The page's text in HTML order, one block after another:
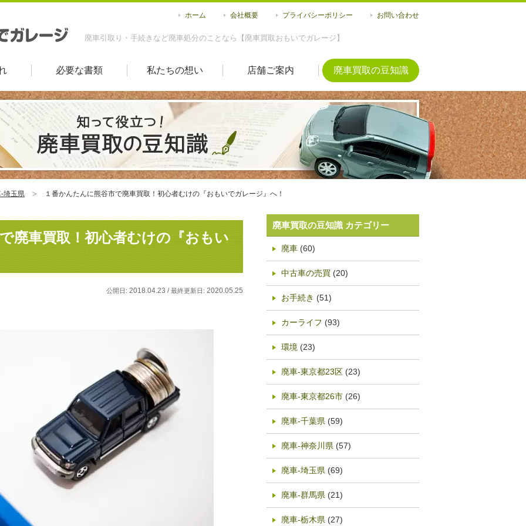
廃車引取り・手続きなど廃車処分のことなら【廃車買取おもいでガレージ】
ホーム 会社概要 プライバシーポリシー お問い合わせ
必要な書類 私たちの想い 店舗ご案内 廃車買取の豆知識
埼玉県 １番かんたんに熊谷市で廃車買取！初心者むけの『おもいでガレージ』へ！
廃車買取！初心者むけの『おもい
公開日: 2018.04.23 /最終更新日: 2020.05.25
廃車買取の豆知識 カテゴリー
廃車 (60)
中古車の売買 (20)
お手続き (51)
カーライフ (93)
環境 (23)
廃車-東京都23区 (23)
廃車-東京都26市 (26)
廃車-千葉県 (59)
廃車-神奈川県 (57)
廃車-埼玉県 (69)
廃車-群馬県 (21)
廃車-栃木県 (27)